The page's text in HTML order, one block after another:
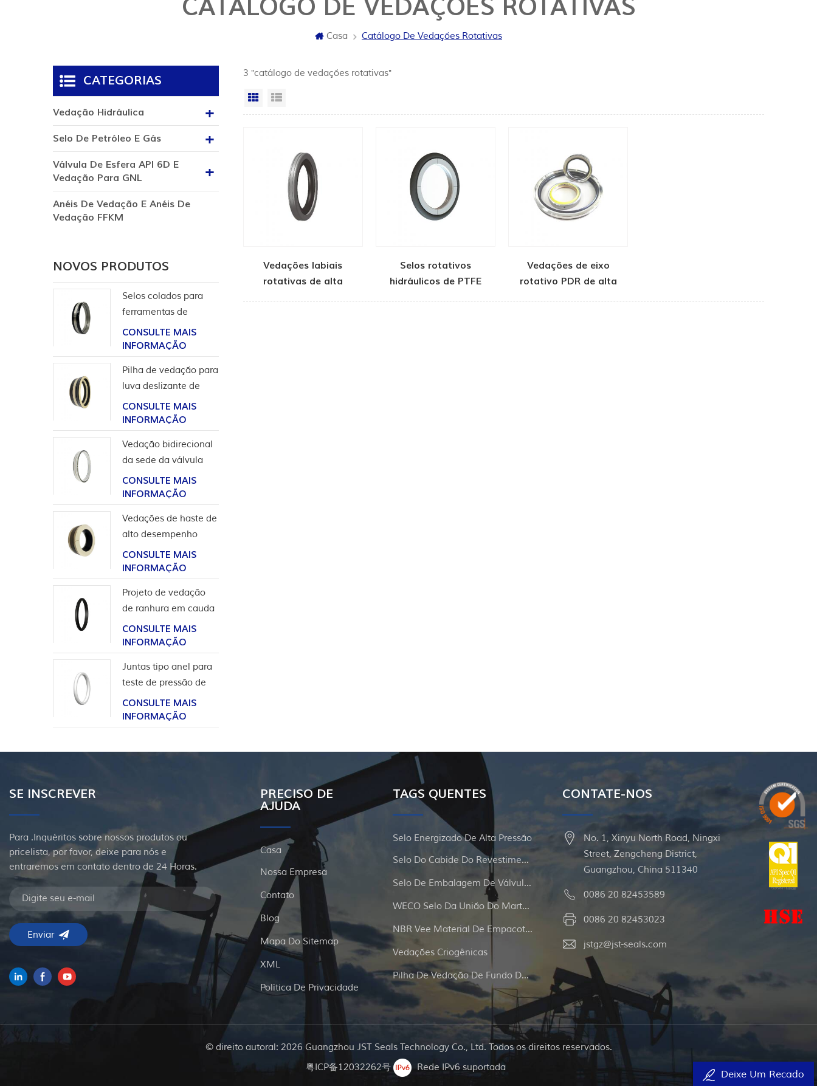
CATÁLOGO DE VEDAÇÕES ROTATIVAS
Casa Catálogo De Vedações Rotativas
3 "catálogo de vedações rotativas"
Vista da grade
Vedações labiais
rotativas de alta
Selos rotativos
hidráulicos de PTFE
Vedações de eixo
rotativo PDR de alta
CATEGORIAS
Vedação Hidráulica
Selo De Petróleo E Gás
Válvula De Esfera API 6D E
Vedação Para GNL
Anéis De Vedação E Anéis De
Vedação FFKM
NOVOS PRODUTOS
Selos colados para
ferramentas de
completação
CONSULTE MAIS
INFORMAÇÃO
Pilha de vedação para
luva deslizante de
ferramentas de poço
CONSULTE MAIS
INFORMAÇÃO
Vedação bidirecional
da sede da válvula
esférica de alta
pressão
CONSULTE MAIS
INFORMAÇÃO
Vedações de haste de
alto desempenho
para aplicação em
hidrogênio
CONSULTE MAIS
INFORMAÇÃO
Projeto de vedação
de ranhura em cauda
de andorinha para
revestimento de
cabeça de poço
CONSULTE MAIS
INFORMAÇÃO
Juntas tipo anel para
teste de pressão de
válvula
CONSULTE MAIS
INFORMAÇÃO
SE INSCREVER
Para .Inquéritos sobre nossos produtos ou
pricelista, por favor, deixe para nós e
entraremos em contato dentro de 24 Horas.
PRECISO DE
AJUDA
Casa
Nossa Empresa
Contato
Blog
Mapa Do Sitemap
XML
Política De Privacidade
TAGS QUENTES
Selo Energizado De Alta Pressão
Selo Do Cabide Do Revestimento E Da Tubulação
Selo De Embalagem De Válvula De Portão
WECO Selo Da União Do Martelo
NBR Vee Material De Empacotamento
Vedações Criogênicas
Pilha De Vedação De Fundo De Poço
CONTATE-NOS
No. 1, Xinyu North Road, Ningxi
Street, Zengcheng District,
Guangzhou, China 511340
0086 20 82453589
0086 20 82453023
jstgz@jst-seals.com
© direito autoral: 2026 Guangzhou JST Seals Technology Co., Ltd. Todos os direitos reservados.
粤ICP备12032262号
Rede IPv6 suportada
Deixe Um Recado